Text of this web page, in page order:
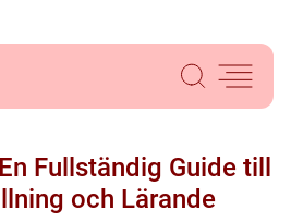
Fullständig Guide till
och Lärande